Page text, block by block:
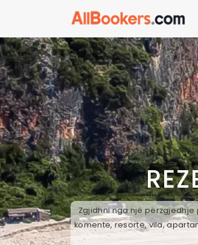
Zgjidhni nga një përzgjedhje
komente, resorte, vila,